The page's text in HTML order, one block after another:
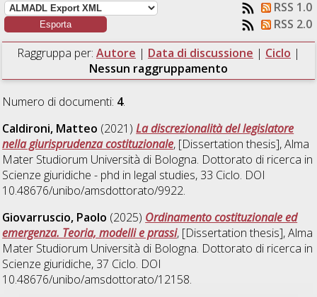
RSS 1.0
RSS 2.0
Raggruppa per: Autore | Data di discussione | Ciclo |
Nessun raggruppamento
Numero di documenti: 4.
Caldironi, Matteo (2021)La discrezionalità del legislatore
nella giurisprudenza costituzionale, [Dissertation thesis], Alma
Mater Studiorum Università di Bologna. Dottorato di ricerca in
Scienze giuridiche - phd in legal studies, 33 Ciclo. DOI
10.48676/unibo/amsdottorato/9922.
Giovarruscio, Paolo (2025) Ordinamento costituzionale ed
emergenza. Teoria, modelli e prassi, [Dissertation thesis], Alma
Mater Studiorum Università di Bologna. Dottorato di ricerca in
Scienze giuridiche, 37 Ciclo. DOI
10.48676/unibo/amsdottorato/12158.